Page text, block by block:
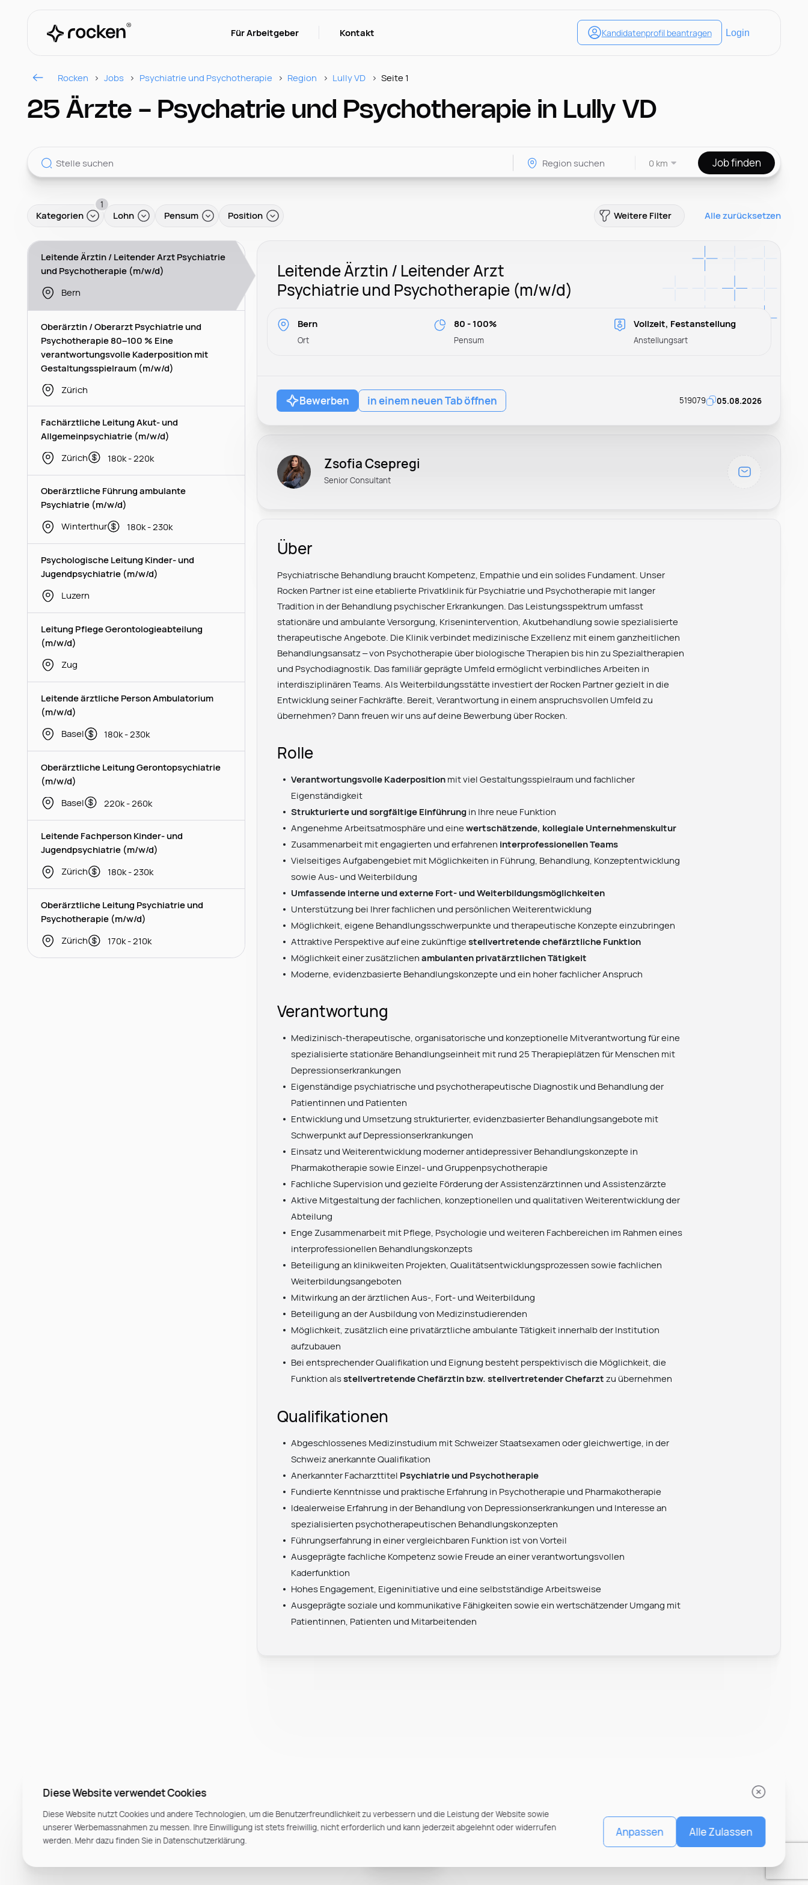
Für Arbeitgeber Kontakt
Rocken Jobs Psychiatrie und Psychotherapie Region Lully VD Seite 1
25 Ärzte - Psychatrie und Psychotherapie in Lully VD
0 km Job finden
Kategorien
1
Lohn Pensum Position Weitere Filter Alle zurücksetzen
Leitende Ärztin / Leitender Arzt Psychiatrie
und Psychotherapie (m/w/d)
Bern
Oberärztin / Oberarzt Psychiatrie und
Psychotherapie 80–100 % Eine
verantwortungsvolle Kaderposition mit
Gestaltungsspielraum (m/w/d)
Zürich
Fachärztliche Leitung Akut- und
Allgemeinpsychiatrie (m/w/d)
Zürich
180k - 220k
Oberärztliche Führung ambulante
Psychiatrie (m/w/d)
Winterthur
180k - 230k
Psychologische Leitung Kinder- und
Jugendpsychiatrie (m/w/d)
Luzern
Leitung Pflege Gerontologieabteilung
(m/w/d)
Zug
Leitende ärztliche Person Ambulatorium
(m/w/d)
Basel
180k - 230k
Oberärztliche Leitung Gerontopsychiatrie
(m/w/d)
Basel
220k - 260k
Leitende Fachperson Kinder- und
Jugendpsychiatrie (m/w/d)
Zürich
180k - 230k
Oberärztliche Leitung Psychiatrie und
Psychotherapie (m/w/d)
Zürich
170k - 210k
Leitende Ärztin / Leitender Arzt
Psychiatrie und Psychotherapie (m/w/d)
Bern
Ort
80 - 100%
Pensum
Vollzeit, Festanstellung
Anstellungsart
Bewerben in einem neuen Tab öffnen 519079 05.08.2026
Zsofia Csepregi
Senior Consultant
Über
Psychiatrische Behandlung braucht Kompetenz, Empathie und ein solides Fundament. Unser
Rocken Partner ist eine etablierte Privatklinik für Psychiatrie und Psychotherapie mit langer
Tradition in der Behandlung psychischer Erkrankungen. Das Leistungsspektrum umfasst
stationäre und ambulante Versorgung, Krisenintervention, Akutbehandlung sowie spezialisierte
therapeutische Angebote. Die Klinik verbindet medizinische Exzellenz mit einem ganzheitlichen
Behandlungsansatz – von Psychotherapie über biologische Therapien bis hin zu Spezialtherapien
und Psychodiagnostik. Das familiär geprägte Umfeld ermöglicht verbindliches Arbeiten in
interdisziplinären Teams. Als Weiterbildungsstätte investiert der Rocken Partner gezielt in die
Entwicklung seiner Fachkräfte. Bereit, Verantwortung in einem anspruchsvollen Umfeld zu
übernehmen? Dann freuen wir uns auf deine Bewerbung über Rocken.
Rolle
Verantwortungsvolle Kaderposition mit viel Gestaltungsspielraum und fachlicher
Eigenständigkeit
Strukturierte und sorgfältige Einführung in Ihre neue Funktion
Angenehme Arbeitsatmosphäre und einewertschätzende, kollegiale Unternehmenskultur
Zusammenarbeit mit engagierten und erfahrenen interprofessionellen Teams
Vielseitiges Aufgabengebiet mit Möglichkeiten in Führung, Behandlung, Konzeptentwicklung
sowie Aus- und Weiterbildung
Umfassende interne und externe Fort- und Weiterbildungsmöglichkeiten
Unterstützung bei Ihrer fachlichen und persönlichen Weiterentwicklung
Möglichkeit, eigene Behandlungsschwerpunkte und therapeutische Konzepte einzubringen
Attraktive Perspektive auf eine zukünftigestellvertretende chefärztliche Funktion
Möglichkeit einer zusätzlichenambulanten privatärztlichen Tätigkeit
Moderne, evidenzbasierte Behandlungskonzepte und ein hoher fachlicher Anspruch
Verantwortung
Medizinisch-therapeutische, organisatorische und konzeptionelle Mitverantwortung für eine
spezialisierte stationäre Behandlungseinheit mit rund 25 Therapieplätzen für Menschen mit
Depressionserkrankungen
Eigenständige psychiatrische und psychotherapeutische Diagnostik und Behandlung der
Patientinnen und Patienten
Entwicklung und Umsetzung strukturierter, evidenzbasierter Behandlungsangebote mit
Schwerpunkt auf Depressionserkrankungen
Einsatz und Weiterentwicklung moderner antidepressiver Behandlungskonzepte in
Pharmakotherapie sowie Einzel- und Gruppenpsychotherapie
Fachliche Supervision und gezielte Förderung der Assistenzärztinnen und Assistenzärzte
Aktive Mitgestaltung der fachlichen, konzeptionellen und qualitativen Weiterentwicklung der
Abteilung
Enge Zusammenarbeit mit Pflege, Psychologie und weiteren Fachbereichen im Rahmen eines
interprofessionellen Behandlungskonzepts
Beteiligung an klinikweiten Projekten, Qualitätsentwicklungsprozessen sowie fachlichen
Weiterbildungsangeboten
Mitwirkung an der ärztlichen Aus-, Fort- und Weiterbildung
Beteiligung an der Ausbildung von Medizinstudierenden
Möglichkeit, zusätzlich eine privatärztliche ambulante Tätigkeit innerhalb der Institution
aufzubauen
Bei entsprechender Qualifikation und Eignung besteht perspektivisch die Möglichkeit, die
Funktion alsstellvertretende Chefärztin bzw. stellvertretender Chefarzt zu übernehmen
Qualifikationen
Abgeschlossenes Medizinstudium mit Schweizer Staatsexamen oder gleichwertige, in der
Schweiz anerkannte Qualifikation
Anerkannter Facharzttitel Psychiatrie und Psychotherapie
Fundierte Kenntnisse und praktische Erfahrung in Psychotherapie und Pharmakotherapie
Idealerweise Erfahrung in der Behandlung von Depressionserkrankungen und Interesse an
spezialisierten psychotherapeutischen Behandlungskonzepten
Führungserfahrung in einer vergleichbaren Funktion ist von Vorteil
Ausgeprägte fachliche Kompetenz sowie Freude an einer verantwortungsvollen
Kaderfunktion
Hohes Engagement, Eigeninitiative und eine selbstständige Arbeitsweise
Ausgeprägte soziale und kommunikative Fähigkeiten sowie ein wertschätzender Umgang mit
Patientinnen, Patienten und Mitarbeitenden
Leonard Ramin
Recruiter at Rocken
Diese Website verwendet Cookies
Diese Website nutzt Cookies und andere Technologien, um die Benutzerfreundlichkeit zu verbessern und die Leistung der Website sowie
unserer Werbemassnahmen zu messen. Ihre Einwilligung ist stets freiwillig, nicht erforderlich und kann jederzeit abgelehnt oder widerrufen
werden. Mehr dazu finden Sie in Datenschutzerklärung.
Anpassen Alle Zulassen